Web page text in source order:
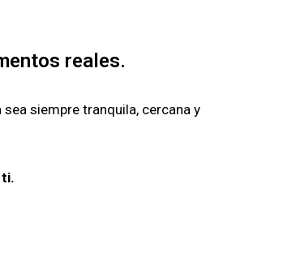
reales.
siempre tranquila, cercana y